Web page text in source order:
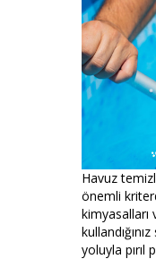
Havuz
önemli
kimyasalları
yoluyla pırıl